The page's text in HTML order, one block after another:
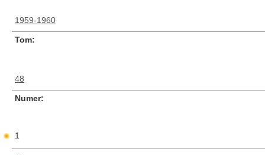
1959-1960
Tom
48
Numer
1